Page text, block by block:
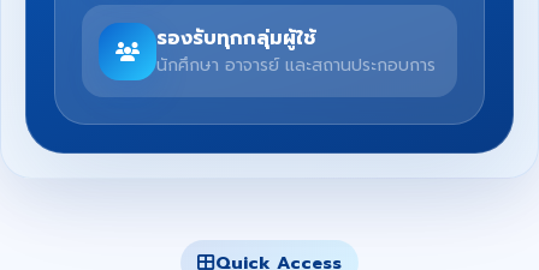
รองรับทุกกลุ่มผู้ใช้
นักศึกษา อาจารย์ และสถานประกอบการ
Quick Access